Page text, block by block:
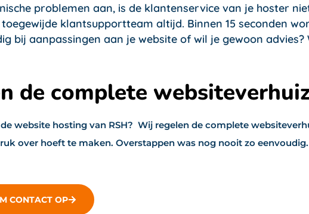
problemen aan, is de klantenservice van je hoster
klantsupportteam altijd. Binnen 15 seconden
bij aanpassingen aan je website of wil je gewoon
de complete
website hosting van RSH? Wij regelen de complete
over hoeft te maken. Overstappen was nog nooit zo eenvoudig.
CONTACT OP